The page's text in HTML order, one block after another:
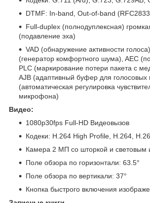
DTMF: In-band, Out-of-band
Full-duplex (полнодуплексная)
(подавление эха)
VAD (обнаружение активности
(генератор комфортного шума), AEC
PLC (маркирование потери пакета с
AJB (адаптивный буфер для голосовых
(автоматическая регулировка
микрофона)
Видео:
1080p30fps Full-HD Видеовызов
Кодеки: H.264 High Profile, H.264,
Камера 2 МП со шторкой и световым
Поле обзора по горизонтали: 63.5°
Поле обзора по вертикали: 37°
Кнопка быстрого включения